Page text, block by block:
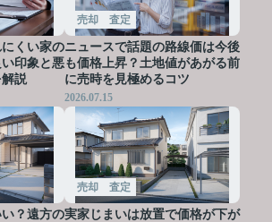
くい家の
印象と悪
説
売却 査定
ニュースで話題の路線価は今後
も価格上昇？土地値があがる前
に売時を見極めるコツ
2026.07.15
？遠方の
売却 査定
実家じまいは放置で価格が下が